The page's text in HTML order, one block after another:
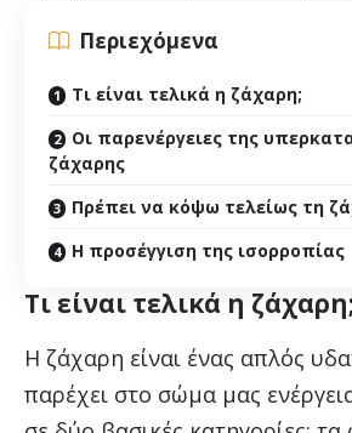
Περιεχόμενα
Τι είναι τελικά η ζάχαρη;
Οι παρενέργειες της
ζάχαρης
Πρέπει να κόψω τελείως τη
Η προσέγγιση της ισορροπίας
Τι είναι τελικά η
Η ζάχαρη είναι ένας απλός
παρέχει στο σώμα μας